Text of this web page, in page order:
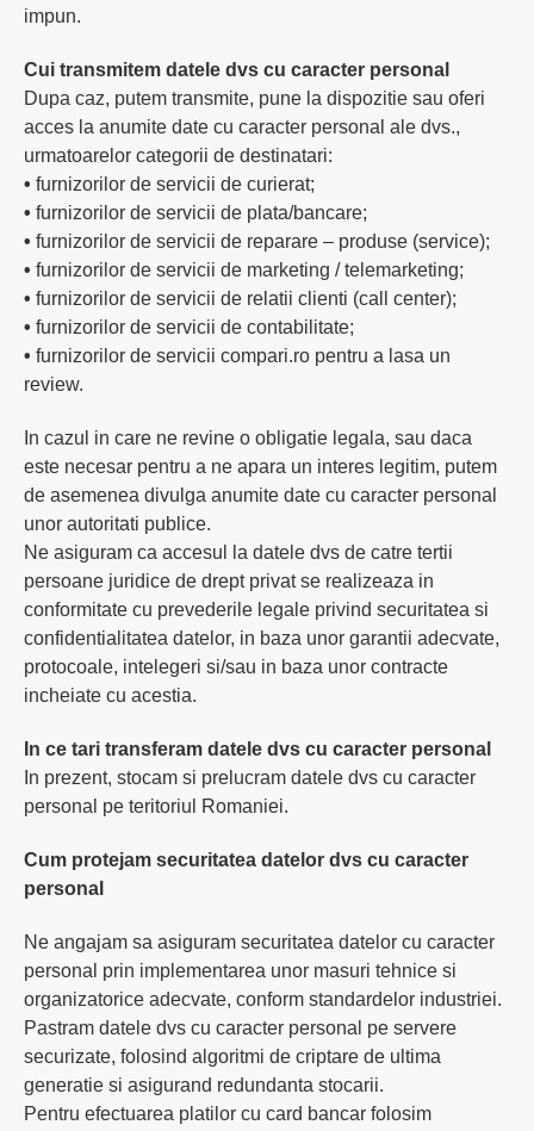
impun.
Cui transmitem datele dvs cu caracter personal
Dupa caz, putem transmite, pune la dispozitie sau oferi
acces la anumite date cu caracter personal ale dvs.,
urmatoarelor categorii de destinatari:
• furnizorilor de servicii de curierat;
• furnizorilor de servicii de plata/bancare;
• furnizorilor de servicii de reparare – produse (service);
• furnizorilor de servicii de marketing / telemarketing;
• furnizorilor de servicii de relatii clienti (call center);
• furnizorilor de servicii de contabilitate;
• furnizorilor de servicii compari.ro pentru a lasa un
review.
In cazul in care ne revine o obligatie legala, sau daca
este necesar pentru a ne apara un interes legitim, putem
de asemenea divulga anumite date cu caracter personal
unor autoritati publice.
Ne asiguram ca accesul la datele dvs de catre tertii
persoane juridice de drept privat se realizeaza in
conformitate cu prevederile legale privind securitatea si
confidentialitatea datelor, in baza unor garantii adecvate,
protocoale, intelegeri si/sau in baza unor contracte
incheiate cu acestia.
In ce tari transferam datele dvs cu caracter personal
In prezent, stocam si prelucram datele dvs cu caracter
personal pe teritoriul Romaniei.
Cum protejam securitatea datelor dvs cu caracter
personal
Ne angajam sa asiguram securitatea datelor cu caracter
personal prin implementarea unor masuri tehnice si
organizatorice adecvate, conform standardelor industriei.
Pastram datele dvs cu caracter personal pe servere
securizate, folosind algoritmi de criptare de ultima
generatie si asigurand redundanta stocarii.
Pentru efectuarea platilor cu card bancar folosim